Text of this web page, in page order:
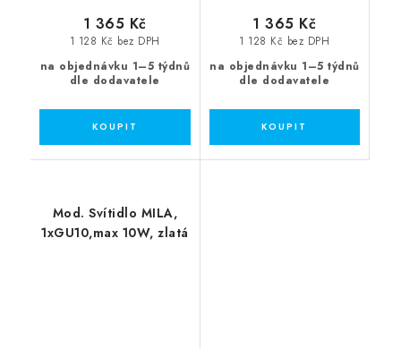
na objednávku 1–5 týdnů
dle dodavatele
1 128 Kč bez DPH
1 365 Kč
na objednávku 1–5 týdnů
dle dodavatele
1 128 Kč bez DPH
1 365 Kč
Mod. Svítidlo MILA,
1xGU10,max 10W, zlatá